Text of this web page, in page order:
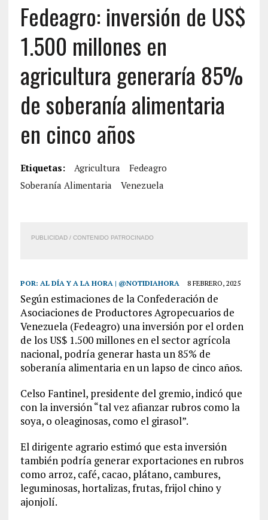
Fedeagro: inversión de US$
1.500 millones en
agricultura generaría 85%
de soberanía alimentaria
en cinco años
Etiquetas: Agricultura
Fedeagro
Soberanía Alimentaria
Venezuela
PUBLICIDAD / CONTENIDO PATROCINADO
POR: AL DÍA Y A LA HORA | @NOTIDIAHORA 8 FEBRERO, 2025
Según estimaciones de la Confederación de
Asociaciones de Productores Agropecuarios de
Venezuela (Fedeagro) una inversión por el orden
de los US$ 1.500 millones en el sector agrícola
nacional, podría generar hasta un 85% de
soberanía alimentaria en un lapso de cinco años.
Celso Fantinel, presidente del gremio, indicó que
con la inversión “tal vez afianzar rubros como la
soya, o oleaginosas, como el girasol”.
El dirigente agrario estimó que esta inversión
también podría generar exportaciones en rubros
como arroz, café, cacao, plátano, cambures,
leguminosas, hortalizas, frutas, frijol chino y
ajonjolí.